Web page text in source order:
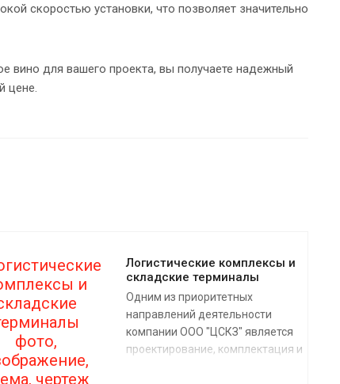
скоростью установки, что позволяет значительно
вино для вашего проекта, вы получаете надежный
цене.
Логистические комплексы и
складские терминалы
Одним из приоритетных
направлений деятельности
компании ООО "ЦСКЗ" является
проектирование, комплектация и